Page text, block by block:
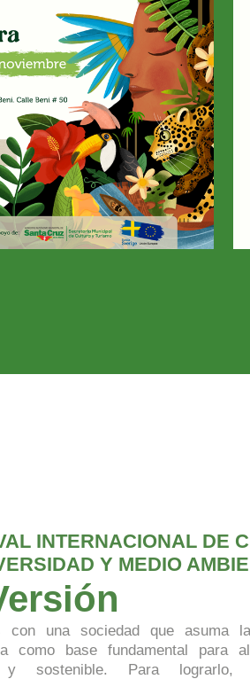
INTERNACIONAL DE
Y MEDIO
con una sociedad que asuma
como base fundamental para
y sostenible. Para lograrlo,